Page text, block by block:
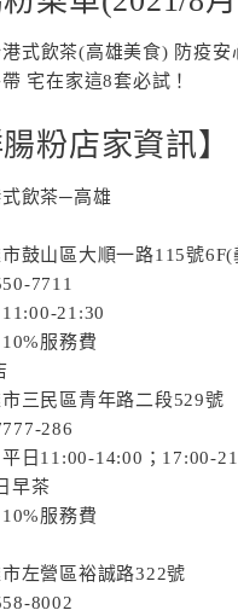
腸粉店家資訊】
飲茶─高雄
鼓山區大順一路115號
7711
21:30
服務費
三民區青年路二段529號
286
日11:00-14:00；17:00-
早茶
服務費
左營區裕誠路322號
8002